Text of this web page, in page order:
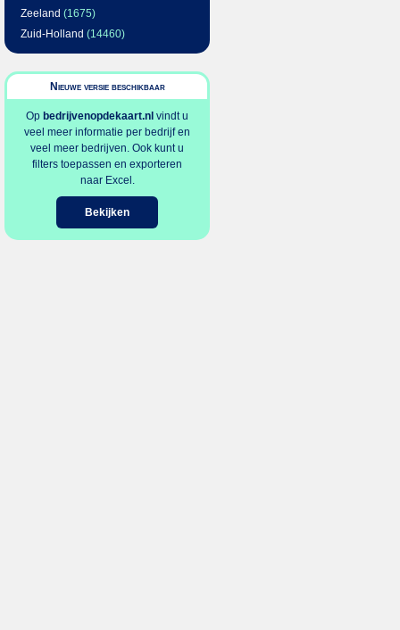
Zeeland (1675)
Zuid-Holland (14460)
Nieuwe versie beschikbaar
Op bedrijvenopdekaart.nl vindt u
veel meer informatie per bedrijf en
veel meer bedrijven. Ook kunt u
filters toepassen en exporteren
naar Excel.
Bekijken